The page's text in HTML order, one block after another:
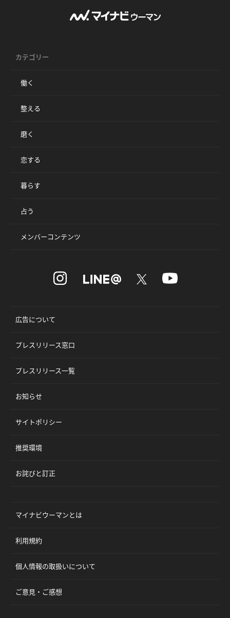
カテゴリー
働く
整える
磨く
恋する
暮らす
占う
メンバーコンテンツ
広告について
プレスリリース窓口
プレスリリース一覧
お知らせ
サイトポリシー
推奨環境
お詫びと訂正
マイナビウーマンとは
利用規約
個人情報の取扱いについて
ご意見・ご感想